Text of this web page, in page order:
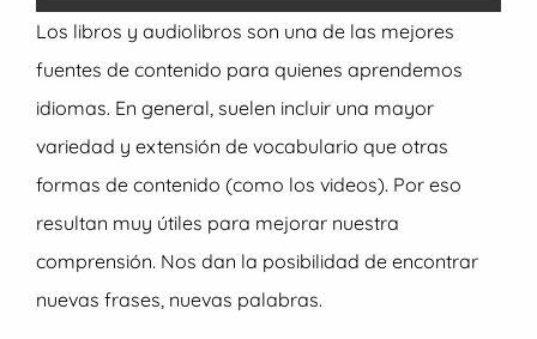
Los libros y audiolibros son una de las mejores
fuentes de contenido para quienes aprendemos
idiomas. En general, suelen incluir una mayor
variedad y extensión de vocabulario que otras
formas de contenido (como los videos). Por eso
resultan muy útiles para mejorar nuestra
comprensión. Nos dan la posibilidad de encontrar
nuevas frases, nuevas palabras.